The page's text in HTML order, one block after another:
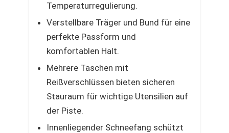
Temperaturregulierung.
Verstellbare Träger und Bund für eine
perfekte Passform und
komfortablen Halt.
Mehrere Taschen mit
Reißverschlüssen bieten sicheren
Stauraum für wichtige Utensilien auf
der Piste.
Innenliegender Schneefang schützt